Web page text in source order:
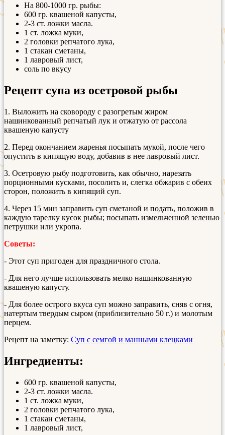
На 800-1000 гр. рыбы:
600 гр. квашеной капусты,
2-3 ст. ложки масла.
1 ст. ложка муки,
2 головки репчатого лука,
1 стакан сметаны,
1 лавровый лист,
соль по вкусу
Рецепт супа из осетровой рыбы
1. Выложить на сковороду с разогретым жиром
нашинкованный репчатый лук и отжатую от рассола
квашеную капусту
2. Перед окончанием жаренья посыпать мукой, после чего
опустить в кипящую воду, добавив в нее лавровый лист.
3. Осетровую рыбу подготовить, как обычно, нарезать
порционными кусками, посолить и, слегка обжарив с обеих
сторон, положить в кипящий суп.
4. Через 15 мин заправить суп сметаной и подать, положив в
каждую тарелку кусок рыбы; посыпать измельченной зеленью
петрушки или укропа.
Советы:
- Этот суп пригоден для праздничного стола.
- Для него лучше использовать мелко нашинкованную
квашеную капусту.
- Для более острого вкуса суп можно заправить, сняв с огня,
натертым твердым сыром (приблизительно 50 г.) и молотым
перцем.
Рецепт на заметку: Суп с семгой и манными клецками
Ингредиенты:
600 гр. квашеной капусты,
2-3 ст. ложки масла.
1 ст. ложка муки,
2 головки репчатого лука,
1 стакан сметаны,
1 лавровый лист,